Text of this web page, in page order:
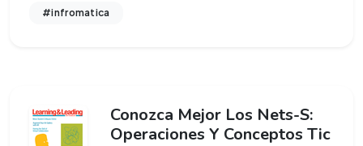
#infromatica
Conozca Mejor Los Nets-S:
Operaciones Y Conceptos Tic